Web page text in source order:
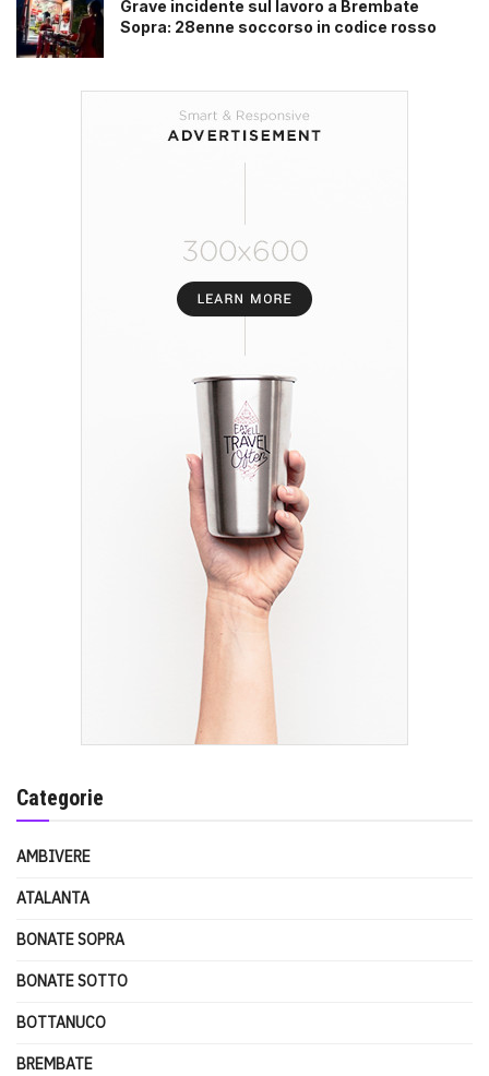
Grave incidente sul lavoro a Brembate
Sopra: 28enne soccorso in codice rosso
Categorie
AMBIVERE
ATALANTA
BONATE SOPRA
BONATE SOTTO
BOTTANUCO
BREMBATE